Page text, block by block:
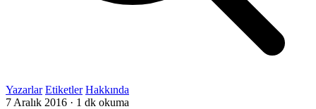
Yazarlar Etiketler Hakkında
7 Aralık 2016 · 1 dk okuma